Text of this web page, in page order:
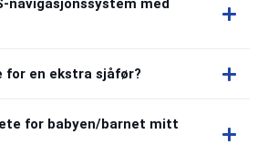
navigasjonssystem med
for en ekstra sjåfør?
for babyen/barnet mitt